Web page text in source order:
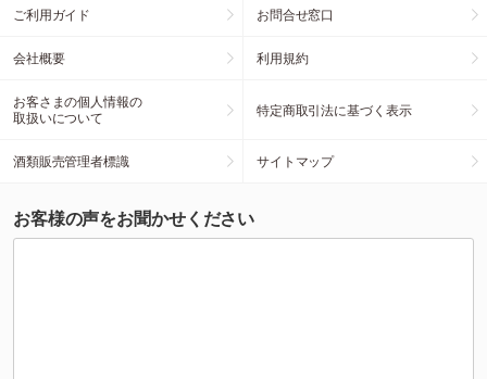
ご利用ガイド お問合せ窓口
会社概要 利用規約
お客さまの個人情報の
取扱いについて
特定商取引法に基づく表示
酒類販売管理者標識 サイトマップ
お客様の声をお聞かせください